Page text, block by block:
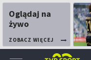
Oglądaj na
żywo
ZOBACZ WIĘCEJ